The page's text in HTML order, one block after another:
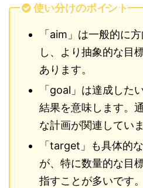
使い分けのポイント
「aim」は一般的に
し、より抽象的な目
あります。
「goal」は達成した
結果を意味します。
な計画が関連していま
「target」も具体的
が、特に数量的な目
指すことが多いです。